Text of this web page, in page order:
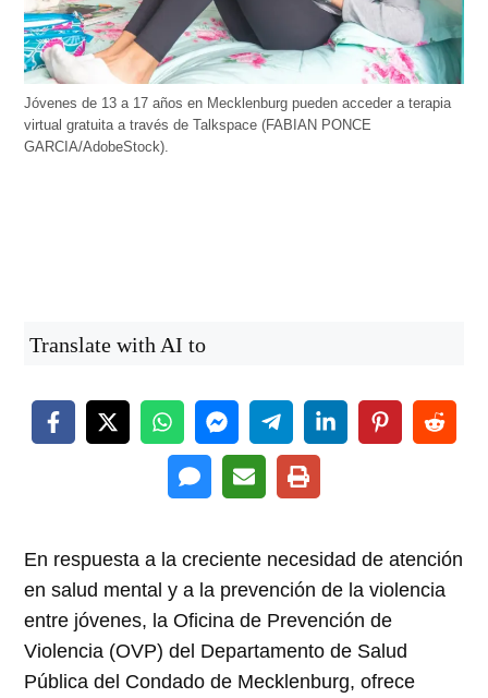
Jóvenes de 13 a 17 años en Mecklenburg pueden acceder a terapia
virtual gratuita a través de Talkspace (FABIAN PONCE
GARCIA/AdobeStock).
Translate with AI to
En respuesta a la creciente necesidad de atención
en salud mental y a la prevención de la violencia
entre jóvenes, la Oficina de Prevención de
Violencia (OVP) del Departamento de Salud
Pública del Condado de Mecklenburg, ofrece